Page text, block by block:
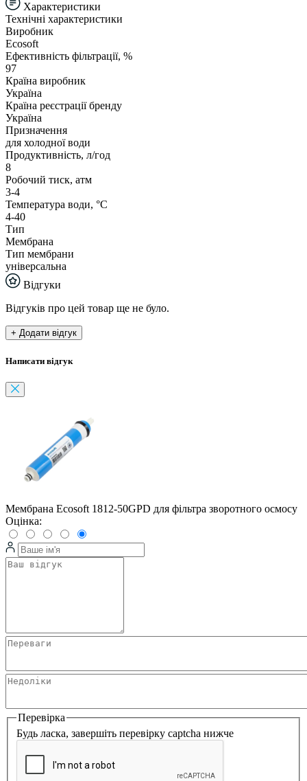
Характеристики
Технічні характеристики
Виробник
Ecosoft
Ефективність фільтрації, %
97
Країна виробник
Україна
Країна реєстрації бренду
Україна
Призначення
для холодної води
Продуктивність, л/год
8
Робочий тиск, атм
3-4
Температура води, °С
4-40
Тип
Мембрана
Тип мембрани
універсальна
Відгуки
Відгуків про цей товар ще не було.
+ Додати відгук
Написати відгук
Мембрана Ecosoft 1812-50GPD для фільтра зворотного осмосу
Оцінка:
Перевірка
Будь ласка, завершіть перевірку captcha нижче